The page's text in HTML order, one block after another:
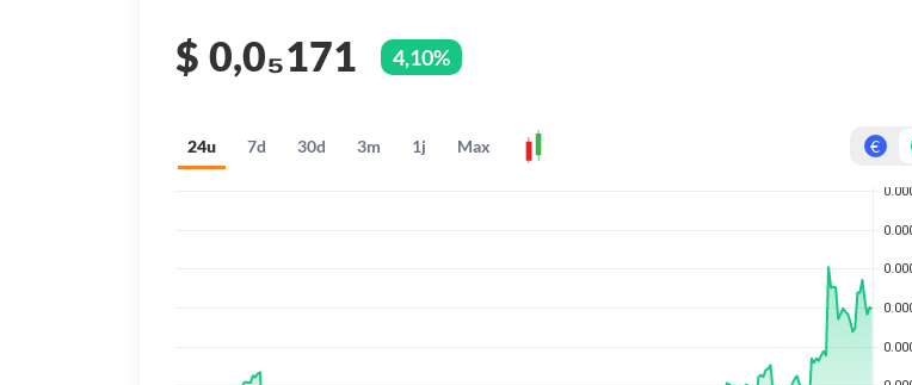
$ 0,0₅171 4,10%
24u 7d 30d 3m 1j Max €